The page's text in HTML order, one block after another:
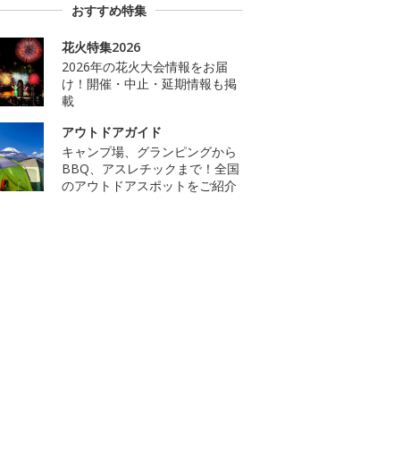
おすすめ特集
花火特集2026
2026年の花火大会情報をお届
け！開催・中止・延期情報も掲
載
アウトドアガイド
キャンプ場、グランピングから
BBQ、アスレチックまで！全国
のアウトドアスポットをご紹介